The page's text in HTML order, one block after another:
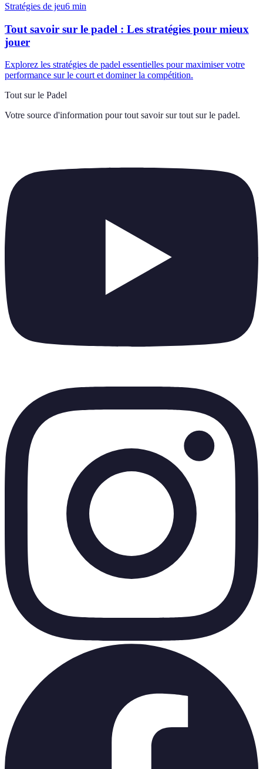
Stratégies de jeu6 min
Tout savoir sur le padel : Les stratégies pour mieux
jouer
Explorez les stratégies de padel essentielles pour maximiser votre
performance sur le court et dominer la compétition.
Tout sur le Padel
Votre source d'information pour tout savoir sur tout sur le padel.